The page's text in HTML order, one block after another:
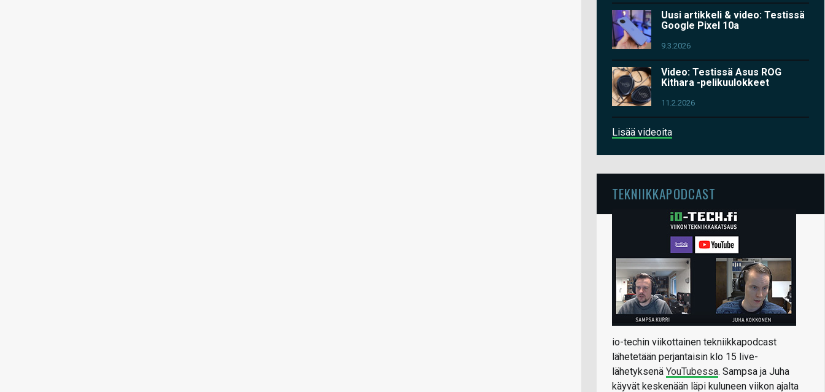
Uusi artikkeli & video: Testissä
Google Pixel 10a
9.3.2026
Video: Testissä Asus ROG
Kithara -pelikuulokkeet
11.2.2026
Lisää videoita
TEKNIIKKAPODCAST
io-techin viikottainen tekniikkapodcast
lähetetään perjantaisin klo 15 live-
lähetyksenä YouTubessa. Sampsa ja Juha
käyvät keskenään läpi kuluneen viikon ajalta